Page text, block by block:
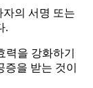
의 서명 또는
.
력을 강화하기
을 받는 것이